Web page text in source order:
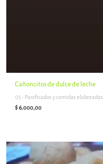
Cañoncitos de dulce de leche
05 - Panificados y comidas elaboradas
$6.000,00